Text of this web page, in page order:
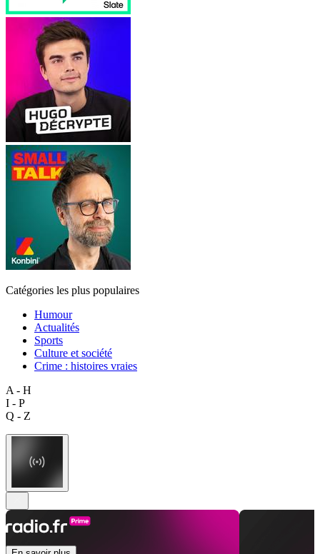
Catégories les plus populaires
Humour
Actualités
Sports
Culture et société
Crime : histoires vraies
A - H
I - P
Q - Z